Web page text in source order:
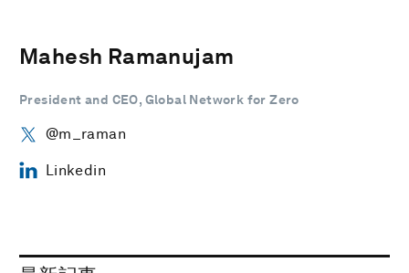
Mahesh Ramanujam
President and CEO, Global Network for Zero
@m_raman
Linkedin